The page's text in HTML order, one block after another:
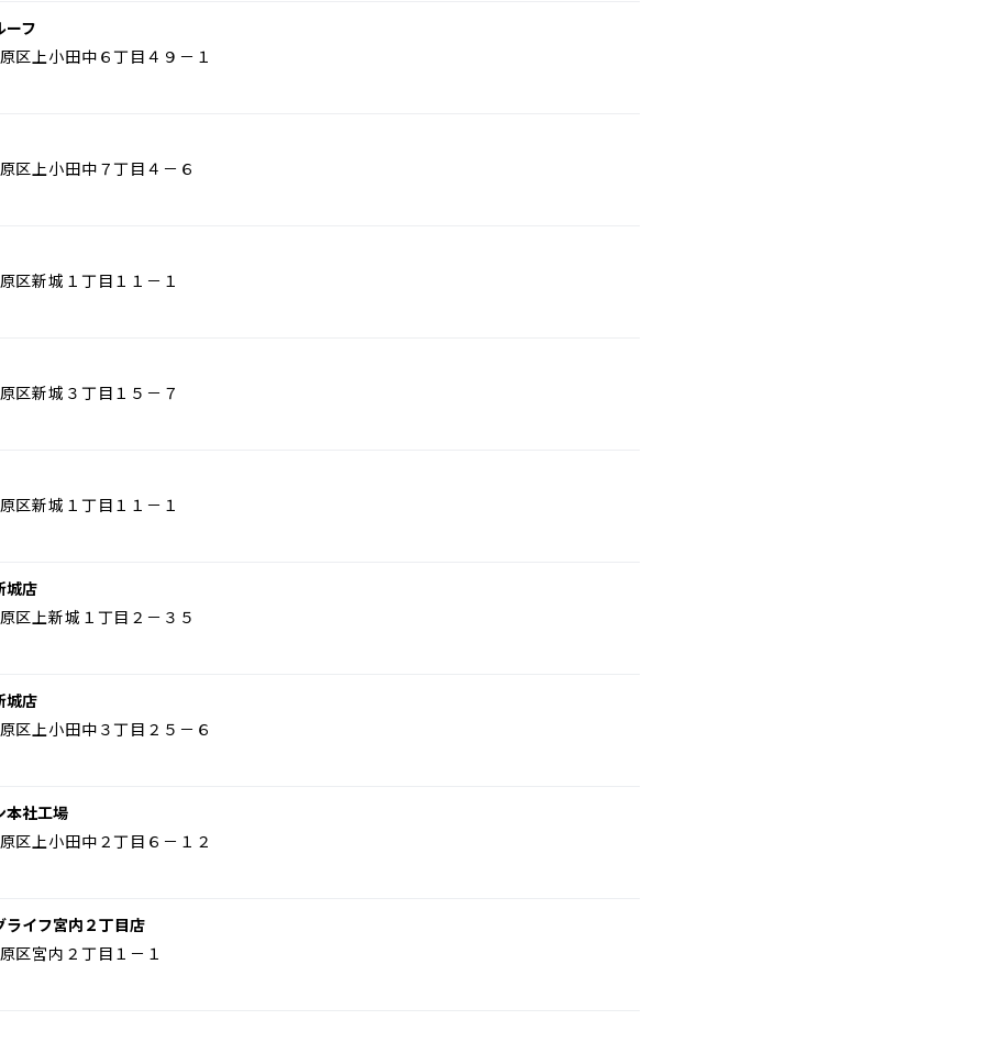
ーフ
区上小田中６丁目４９－１
区上小田中７丁目４－６
区新城１丁目１１－１
区新城３丁目１５－７
区新城１丁目１１－１
城店
区上新城１丁目２－３５
城店
区上小田中３丁目２５－６
本社工場
区上小田中２丁目６－１２
ライフ宮内２丁目店
区宮内２丁目１－１